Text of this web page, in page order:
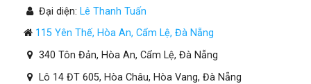
Đại diện: Lê Thanh Tuấn
115 Yên Thế, Hòa An, Cẩm Lệ, Đà Nẵng
340 Tôn Đản, Hòa An, Cẩm Lệ, Đà Nẵng
Lô 14 ĐT 605, Hòa Châu, Hòa Vang, Đà Nẵng